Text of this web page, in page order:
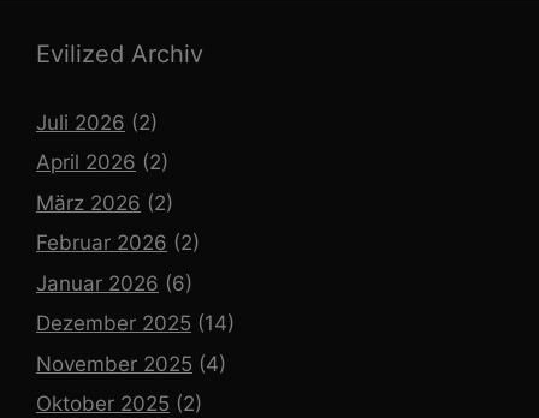
Evilized Archiv
Juli 2026 (2)
April 2026 (2)
März 2026 (2)
Februar 2026 (2)
Januar 2026 (6)
Dezember 2025 (14)
November 2025 (4)
Oktober 2025 (2)